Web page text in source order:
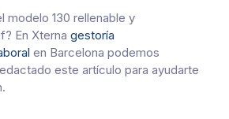
modelo 130 rellenable y
En Xterna gestoría
en Barcelona podemos
este artículo para ayudarte